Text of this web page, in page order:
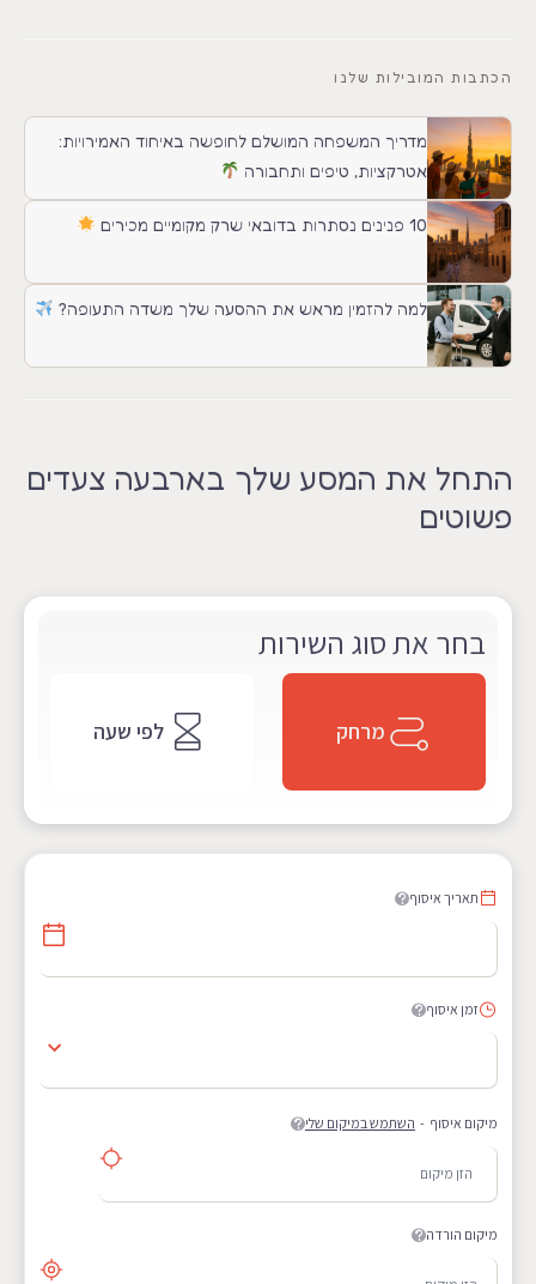
הכתבות המובילות שלנו
מדריך המשפחה המושלם לחופשה באיחוד האמירויות:
אטרקציות, טיפים ותחבורה
10 פנינים נסתרות בדובאי שרק מקומיים מכירים
למה להזמין מראש את ההסעה שלך משדה התעופה?
התחל את המסע שלך בארבעה צעדים
פשוטים
בחר את סוג השירות
מרחק לפי שעה
תאריך איסוף
זמן איסוף
מיקום איסוף - השתמש במיקום שלי
מיקום הורדה